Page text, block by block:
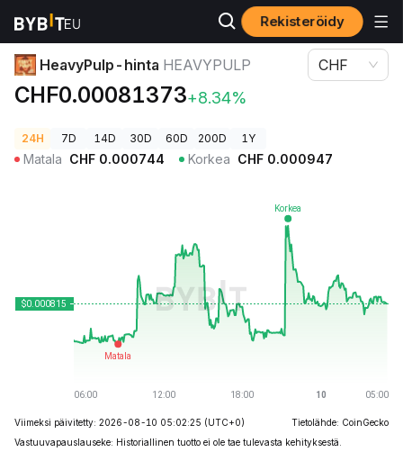
Rekisteröidy
Kryptohinnat HeavyPulp-hinta HEAVYPULP
HeavyPulp-hinta HEAVYPULP
CHF0.00081373+8.34%
CHF
24H 7D 14D 30D 60D 200D 1Y
Matala CHF 0.000744 Korkea CHF 0.000947
Viimeksi päivitetty: 2026-08-10 05:02:25 (UTC+0)
Tietolähde: CoinGecko
Vastuuvapauslauseke: Historiallinen tuotto ei ole tae tulevasta kehityksestä.